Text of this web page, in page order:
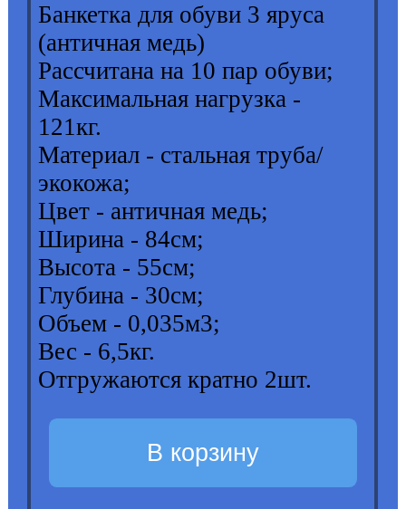
Банкетка для обуви 3 яруса
(античная медь)
Рассчитана на 10 пар обуви;
Максимальная нагрузка -
121кг.
Материал - стальная труба/
экокожа;
Цвет - античная медь;
Ширина - 84см;
Высота - 55см;
Глубина - 30см;
Объем - 0,035м3;
Вес - 6,5кг.
Отгружаются кратно 2шт.
В корзину